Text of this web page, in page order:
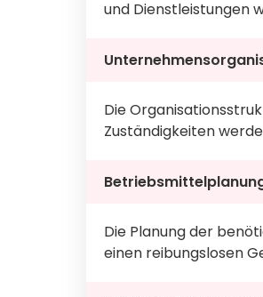
und Dienstleistungen
Die
Zuständigkeiten
Die Planung der
einen reibungslosen